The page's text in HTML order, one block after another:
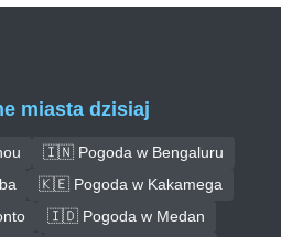
miasta dzisiaj
🇮🇳 Pogoda w Bengaluru
🇰🇪 Pogoda w Kakamega
🇮🇩 Pogoda w Medan